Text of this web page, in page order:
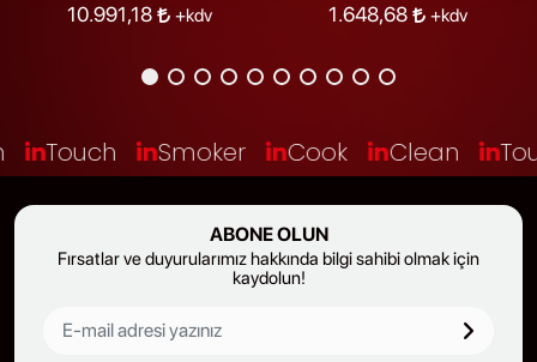
10.991,18
+kdv
1.648,68
+kdv
inTouch inSmoker inCook inClean in
ABONE OLUN
Fırsatlar ve duyurularımız hakkında bilgi sahibi olmak için
kaydolun!